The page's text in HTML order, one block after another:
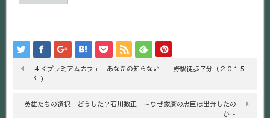
４Ｋプレミアムカフェ あなたの知らない 上野駅徒歩７分（２０１５
年）
英雄たちの選択 どうした？石川数正 ～なぜ家康の忠臣は出奔したの
か～